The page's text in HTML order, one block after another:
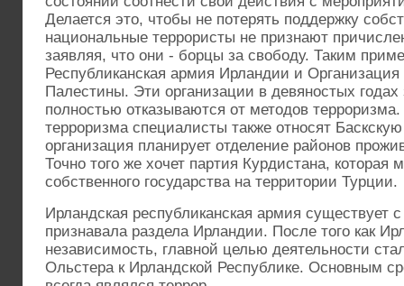
Делается это, чтобы не потерять поддержку
национальные террористы не признают
заявляя, что они - борцы за свободу. Таким
Республиканская армия Ирландии и
Палестины. Эти организации в девяностых годах
полностью отказываются от методов
терроризма специалисты также относят
организация планирует отделение районов
Точно того же хочет партия Курдистана, которая
собственного государства на территории Турции.
Ирландская республиканская армия существует
признавала раздела Ирландии. После того как
независимость, главной целью деятельности
Ольстера к Ирландской Республике. Основным